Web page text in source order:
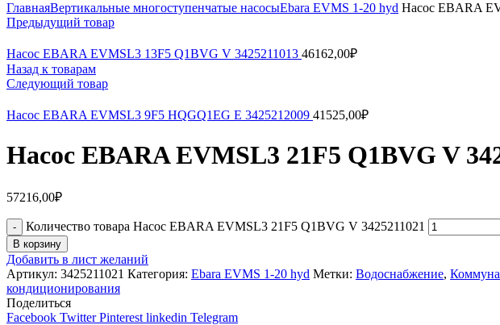
ГлавнаяВертикальные многоступенчатые насосыEbara EVMS 1-20 hyd Насос EBARA
Предыдущий товар
Насос EBARA EVMSL3 13F5 Q1BVG V 3425211013 46162,00₽
Назад к товарам
Следующий товар
Насос EBARA EVMSL3 9F5 HQGQ1EG E 3425212009 41525,00₽
Насос EBARA EVMSL3 21F5 Q1BVG V
57216,00₽
Количество товара Насос EBARA EVMSL3 21F5 Q1BVG V 3425211021
В корзину
Добавить в лист желаний
Артикул: 3425211021 Категория: Ebara EVMS 1-20 hyd Метки: Водоснабжение,
кондиционирования
Поделиться
Facebook Twitter Pinterest linkedin Telegram